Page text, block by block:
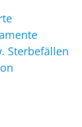
Sterbefällen